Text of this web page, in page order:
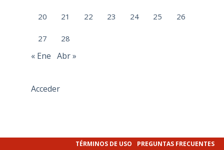
20 21 22 23 24 25 26
27 28
« Ene Abr »
Acceder
TÉRMINOS DE USO PREGUNTAS FRECUENTES